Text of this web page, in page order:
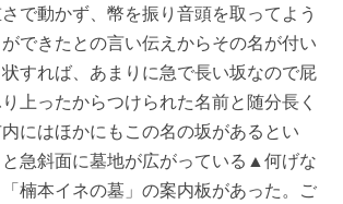
で動かず、幣を振り音頭を取ってよう
できたとの言い伝えからその名が付い
すれば、あまりに急で長い坂なので屁
り上ったからつけられた名前と随分長く
にはほかにもこの名の坂があるとい
急斜面に墓地が広がっている▲何げな
楠本イネの墓」の案内板があった。ご